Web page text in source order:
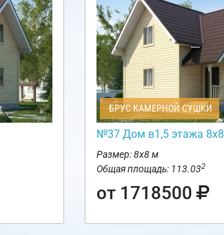
БРУС КАМЕРНОЙ СУШКИ
№37 Дом в1,5 этажа 8х8
Размер: 8х8 м
Общая площадь: 113.032
от 1718500